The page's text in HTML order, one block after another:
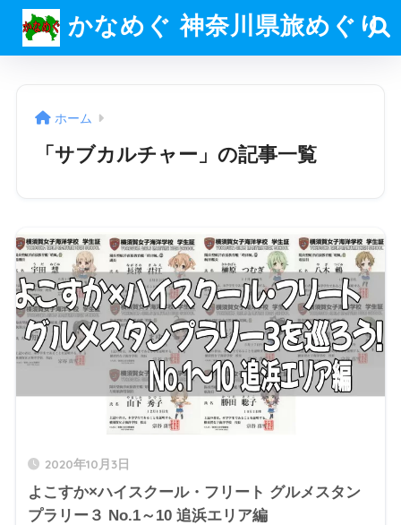
かなめぐ 神奈川県旅めぐり
ホーム
「サブカルチャー」の記事一覧
2020年10月3日
よこすか×ハイスクール・フリート グルメスタン
プラリー３ No.1～10 追浜エリア編